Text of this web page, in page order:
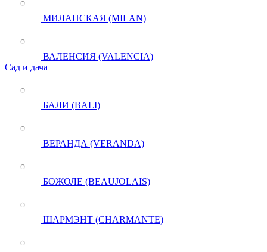
МИЛАНСКАЯ (MILAN)
ВАЛЕНСИЯ (VALENCIA)
Сад и дача
БАЛИ (BALI)
ВЕРАНДА (VERANDA)
БОЖОЛЕ (BEAUJOLAIS)
ШАРМЭНТ (CHARMANTE)